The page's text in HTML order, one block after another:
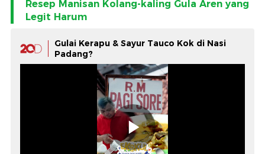
Resep Manisan Kolang-kaling Gula Aren yang
Legit Harum
Gulai Kerapu & Sayur Tauco Kok di Nasi
Padang?